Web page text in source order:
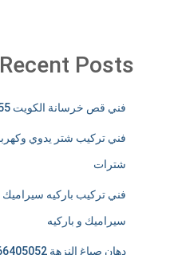
Recent Posts
فني قص خرسانة الكويت 65932555 مقاول قص وفتح كور
شترات
سيراميك و باركيه
دهان صباغ النزهة 66405052 معلم صباغ و تركيب ورق جدران